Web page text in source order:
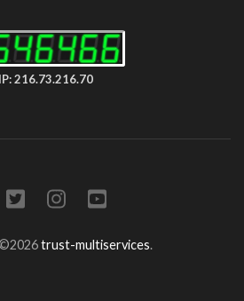
IP: 216.73.216.70
trust-multiservices.